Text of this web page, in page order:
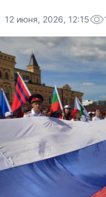
12 июня, 2026, 12:15